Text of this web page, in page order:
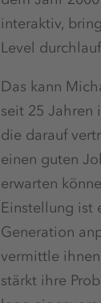
interaktiv,
Level
Das kann
seit 25 Jahren
die darauf
einen guten
erwarten
Einstellung ist
Generation
vermittle
stärkt ihre